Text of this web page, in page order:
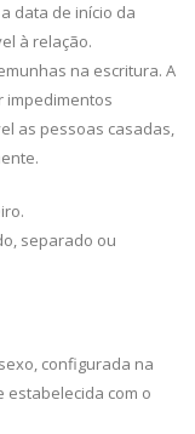
data de início da
à relação.
na escritura. A
impedimentos
as pessoas casadas,
separado ou
configurada na
estabelecida com o